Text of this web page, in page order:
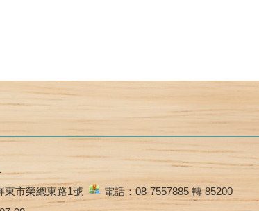
東市榮總東路1號
電話：08-7557885 轉 85200